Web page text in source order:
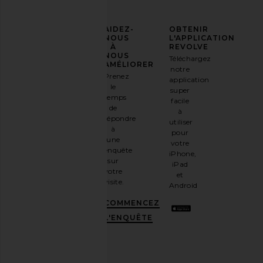
AIDEZ-
NOUS
À
NOUS
AMÉLIORER
Prenez
le
temps
de
répondre
à
une
enquête
sur
votre
visite.
COMMENCEZ
L'ENQUÊTE
OBTENIR
L'APPLICATION
REVOLVE
Téléchargez
notre
application
super
facile
à
utiliser
pour
votre
iPhone,
iPad
et
Android